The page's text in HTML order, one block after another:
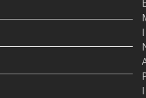
Ι
Ι